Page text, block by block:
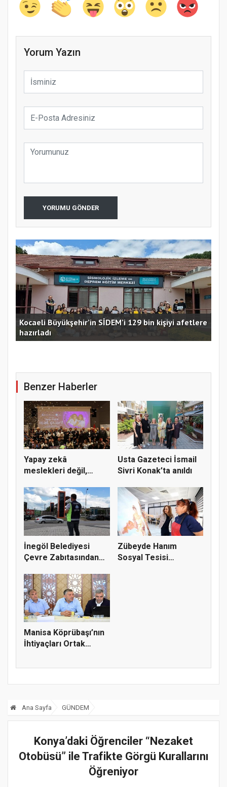
Yorum Yazın
YORUMU GÖNDER
Kocaeli Büyükşehir’in SİDEM’i 129 bin kişiyi afetlere
hazırladı
Benzer Haberler
Yapay zekâ
meslekleri değil,
Usta Gazeteci İsmail
Sivri Konak’ta anıldı
İnegöl Belediyesi
Çevre Zabıtasından
Zübeyde Hanım
Sosyal Tesisi
Manisa Köprübaşı’nın
İhtiyaçları Ortak
Ana Sayfa GÜNDEM
Konya’daki Öğrenciler “Nezaket
Otobüsü” ile Trafikte Görgü Kurallarını
Öğreniyor